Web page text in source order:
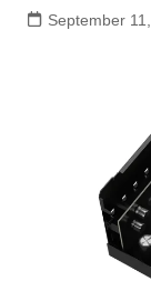
September